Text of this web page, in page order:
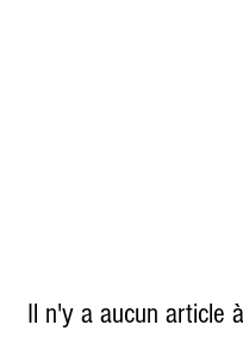
Il n'y a aucun article